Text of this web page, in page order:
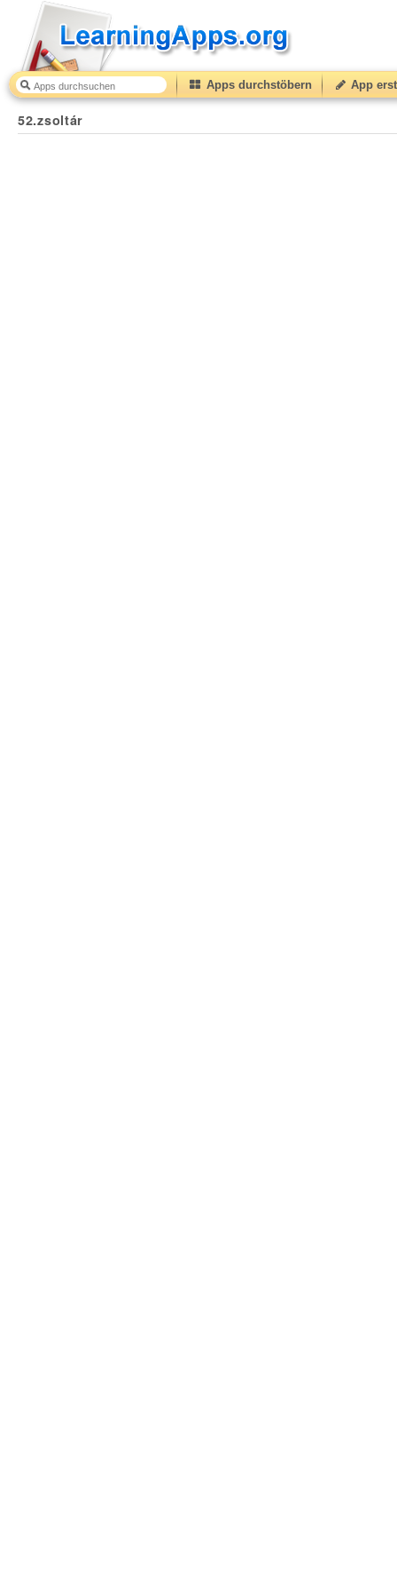
Apps durchstöbern App
52.zsoltár